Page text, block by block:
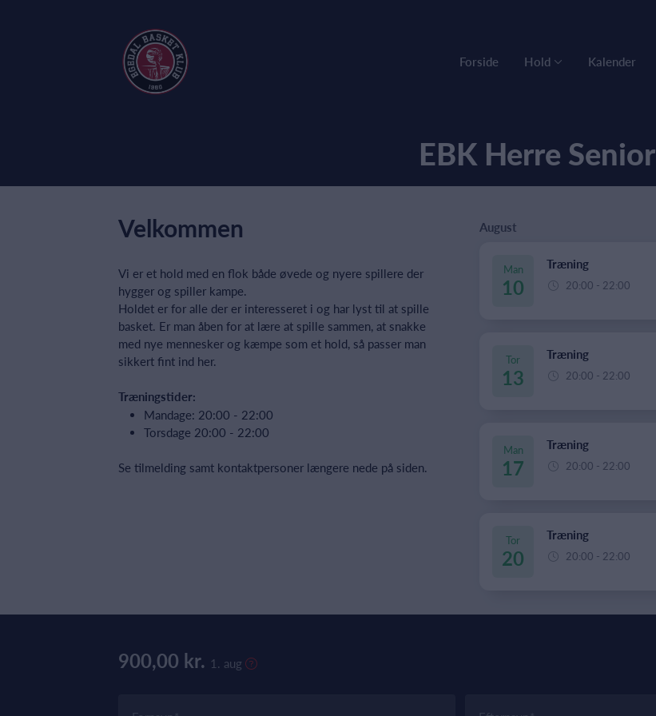
Forside Hold Kalender
EBK Herre Senior
Velkommen
Vi er et hold med en flok både øvede og nyere spillere der
hygger og spiller kampe.
Holdet er for alle der er interesseret i og har lyst til at spille
basket. Er man åben for at lære at spille sammen, at snakke
med nye mennesker og kæmpe som et hold, så passer man
sikkert fint ind her.
Træningstider:
Mandage: 20:00 - 22:00
Torsdage 20:00 - 22:00
Se tilmelding samt kontaktpersoner længere nede på siden.
August
Man
10
Træning
20:00 - 22:00
Tor
13
Træning
20:00 - 22:00
Man
17
Træning
20:00 - 22:00
Tor
20
Træning
20:00 - 22:00
900,00 kr. 1. aug